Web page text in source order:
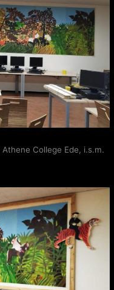
College Ede, i.s.m.